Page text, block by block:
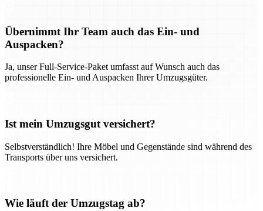
Übernimmt Ihr Team auch das Ein- und
Auspacken?
Ja, unser Full-Service-Paket umfasst auf Wunsch auch das
professionelle Ein- und Auspacken Ihrer Umzugsgüter.
Ist mein Umzugsgut versichert?
Selbstverständlich! Ihre Möbel und Gegenstände sind während des
Transports über uns versichert.
Wie läuft der Umzugstag ab?